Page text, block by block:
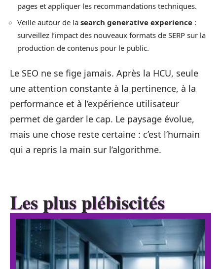
pages et appliquer les recommandations techniques.
Veille autour de la search generative experience :
surveillez l’impact des nouveaux formats de SERP sur la
production de contenus pour le public.
Le SEO ne se fige jamais. Après la HCU, seule
une attention constante à la pertinence, à la
performance et à l’expérience utilisateur
permet de garder le cap. Le paysage évolue,
mais une chose reste certaine : c’est l’humain
qui a repris la main sur l’algorithme.
Les plus plébiscités